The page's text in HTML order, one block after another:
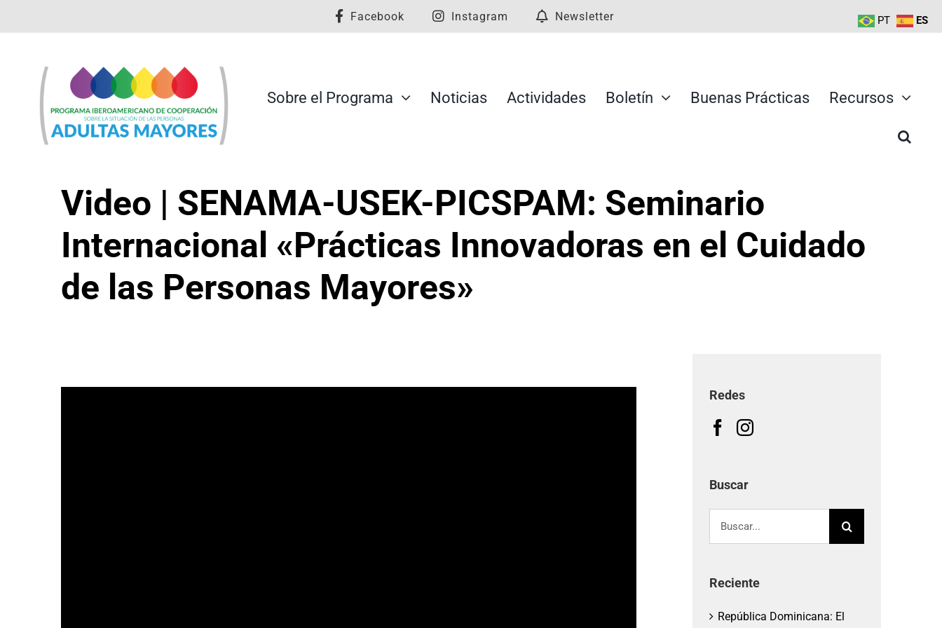
Facebook Instagram Newsletter
Sobre el Programa Noticias Actividades Boletín Buenas Prácticas Recursos
Video | SENAMA-USEK-PICSPAM: Seminario
Internacional «Prácticas Innovadoras en el Cuidado
de las Personas Mayores»
Redes
Buscar
Reciente
República Dominicana: El
PT ES